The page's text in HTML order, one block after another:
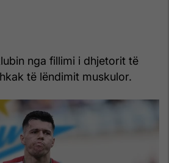
nga fillimi i dhjetorit të
të lëndimit muskulor.